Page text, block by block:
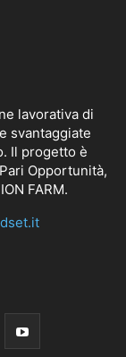
lavorativa di
svantaggiate
Il progetto è
Opportunità,
FARM.